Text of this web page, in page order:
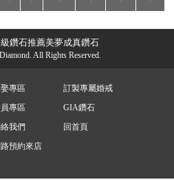
鑽石推薦美夢成真鑽石
All Rights Reserved.
專區
專區
我們
預約來店
訂製專屬婚戒
GIA鑽石
回首頁